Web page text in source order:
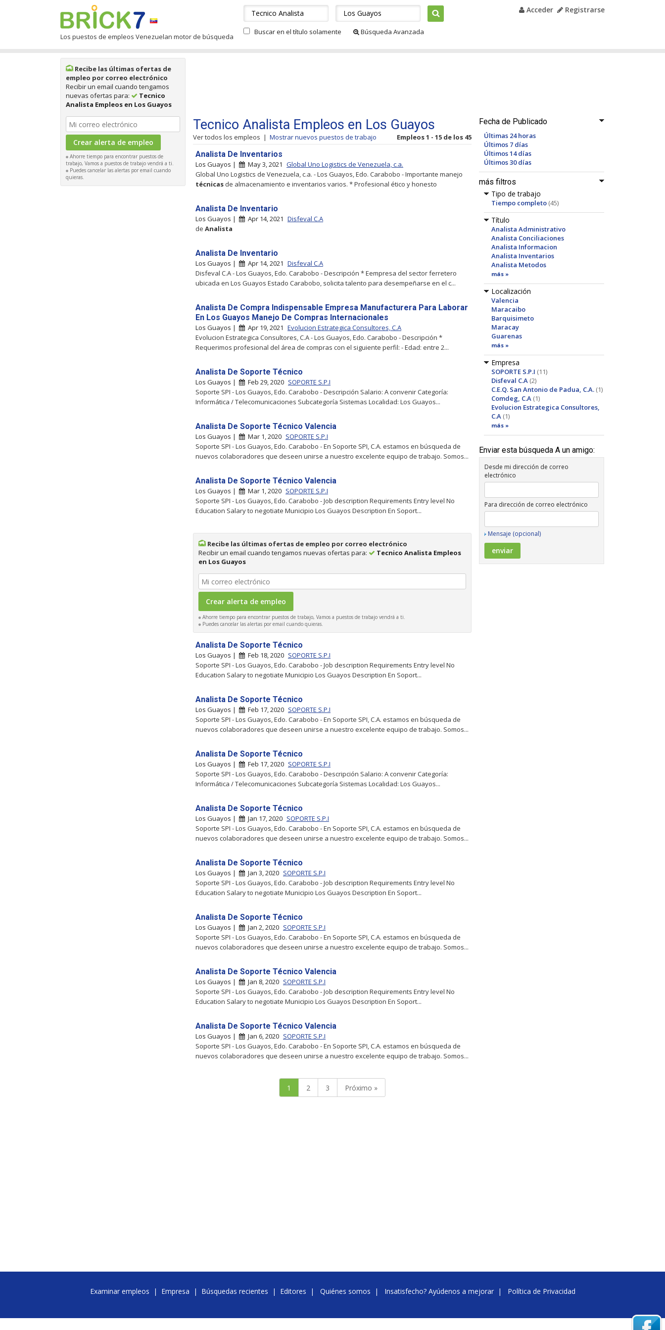
Los puestos de empleos Venezuelan motor de búsqueda
Acceder Registrarse
Buscar en el título solamente Búsqueda Avanzada
Recibe las últimas ofertas de
empleo por correo electrónico
Recibir un email cuando tengamos
nuevas ofertas para:
Tecnico
Analista Empleos en Los Guayos
Ahorre tiempo para encontrar puestos de
trabajo, Vamos a puestos de trabajo vendrá a ti.
Puedes cancelar las alertas por email cuando
quieras.
Fecha de Publicado
Últimas 24 horas
Últimos 7 días
Últimos 14 días
Últimos 30 días
más filtros
Tipo de trabajo
Tiempo completo (45)
Título
Analista Administrativo
Analista Conciliaciones
Analista Informacion
Analista Inventarios
Analista Metodos
más »
Localización
Valencia
Maracaibo
Barquisimeto
Maracay
Guarenas
más »
Empresa
SOPORTE S.P.I (11)
Disfeval C.A (2)
C.E.Q. San Antonio de Padua, C.A. (1)
Comdeg, C.A (1)
Evolucion Estrategica Consultores,
C.A (1)
más »
Enviar esta búsqueda A un amigo:
Desde mi dirección de correo
electrónico
Para dirección de correo electrónico
Mensaje (opcional)
Tecnico Analista Empleos en Los Guayos
Ver todos los empleos | Mostrar nuevos puestos de trabajo Empleos 1 - 15 de los 45
Analista De Inventarios
Los Guayos | May 3, 2021 Global Uno Logistics de Venezuela, c.a.
Global Uno Logistics de Venezuela, c.a. - Los Guayos, Edo. Carabobo - Importante manejo
técnicas de almacenamiento e inventarios varios. * Profesional ético y honesto
Analista De Inventario
Los Guayos | Apr 14, 2021 Disfeval C.A
de Analista
Analista De Inventario
Los Guayos | Apr 14, 2021 Disfeval C.A
Disfeval C.A - Los Guayos, Edo. Carabobo - Descripción * Eempresa del sector ferretero
ubicada en Los Guayos Estado Carabobo, solicita talento para desempeñarse en el c...
Analista De Compra Indispensable Empresa Manufacturera Para Laborar
En Los Guayos Manejo De Compras Internacionales
Los Guayos | Apr 19, 2021 Evolucion Estrategica Consultores, C.A
Evolucion Estrategica Consultores, C.A - Los Guayos, Edo. Carabobo - Descripción *
Requerimos profesional del área de compras con el siguiente perfil: - Edad: entre 2...
Analista De Soporte Técnico
Los Guayos | Feb 29, 2020 SOPORTE S.P.I
Soporte SPI - Los Guayos, Edo. Carabobo - Descripción Salario: A convenir Categoría:
Informática / Telecomunicaciones Subcategoría Sistemas Localidad: Los Guayos...
Analista De Soporte Técnico Valencia
Los Guayos | Mar 1, 2020 SOPORTE S.P.I
Soporte SPI - Los Guayos, Edo. Carabobo - En Soporte SPI, C.A. estamos en búsqueda de
nuevos colaboradores que deseen unirse a nuestro excelente equipo de trabajo. Somos...
Analista De Soporte Técnico Valencia
Los Guayos | Mar 1, 2020 SOPORTE S.P.I
Soporte SPI - Los Guayos, Edo. Carabobo - Job description Requirements Entry level No
Education Salary to negotiate Municipio Los Guayos Description En Soport...
Recibe las últimas ofertas de empleo por correo electrónico
Recibir un email cuando tengamos nuevas ofertas para:
Tecnico Analista Empleos
en Los Guayos
Ahorre tiempo para encontrar puestos de trabajo, Vamos a puestos de trabajo vendrá a ti.
Puedes cancelar las alertas por email cuando quieras.
Analista De Soporte Técnico
Los Guayos | Feb 18, 2020 SOPORTE S.P.I
Soporte SPI - Los Guayos, Edo. Carabobo - Job description Requirements Entry level No
Education Salary to negotiate Municipio Los Guayos Description En Soport...
Analista De Soporte Técnico
Los Guayos | Feb 17, 2020 SOPORTE S.P.I
Soporte SPI - Los Guayos, Edo. Carabobo - En Soporte SPI, C.A. estamos en búsqueda de
nuevos colaboradores que deseen unirse a nuestro excelente equipo de trabajo. Somos...
Analista De Soporte Técnico
Los Guayos | Feb 17, 2020 SOPORTE S.P.I
Soporte SPI - Los Guayos, Edo. Carabobo - Descripción Salario: A convenir Categoría:
Informática / Telecomunicaciones Subcategoría Sistemas Localidad: Los Guayos...
Analista De Soporte Técnico
Los Guayos | Jan 17, 2020 SOPORTE S.P.I
Soporte SPI - Los Guayos, Edo. Carabobo - En Soporte SPI, C.A. estamos en búsqueda de
nuevos colaboradores que deseen unirse a nuestro excelente equipo de trabajo. Somos...
Analista De Soporte Técnico
Los Guayos | Jan 3, 2020 SOPORTE S.P.I
Soporte SPI - Los Guayos, Edo. Carabobo - Job description Requirements Entry level No
Education Salary to negotiate Municipio Los Guayos Description En Soport...
Analista De Soporte Técnico
Los Guayos | Jan 2, 2020 SOPORTE S.P.I
Soporte SPI - Los Guayos, Edo. Carabobo - En Soporte SPI, C.A. estamos en búsqueda de
nuevos colaboradores que deseen unirse a nuestro excelente equipo de trabajo. Somos...
Analista De Soporte Técnico Valencia
Los Guayos | Jan 8, 2020 SOPORTE S.P.I
Soporte SPI - Los Guayos, Edo. Carabobo - Job description Requirements Entry level No
Education Salary to negotiate Municipio Los Guayos Description En Soport...
Analista De Soporte Técnico Valencia
Los Guayos | Jan 6, 2020 SOPORTE S.P.I
Soporte SPI - Los Guayos, Edo. Carabobo - En Soporte SPI, C.A. estamos en búsqueda de
nuevos colaboradores que deseen unirse a nuestro excelente equipo de trabajo. Somos...
1 2 3 Próximo »
Examinar empleos | Empresa | Búsquedas recientes | Editores | Quiénes somos | Insatisfecho? Ayúdenos a mejorar| Política de Privacidad